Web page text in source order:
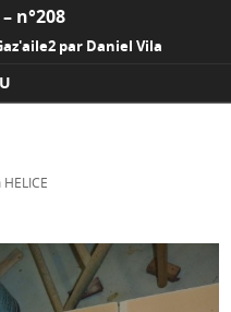
n°208
par Daniel Vila
HELICE